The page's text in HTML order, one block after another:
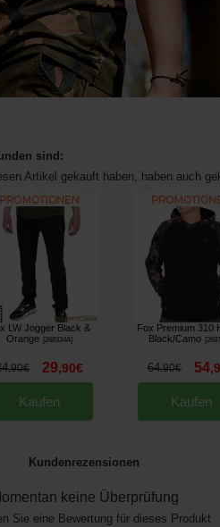
sind:
Artikel gekauft haben, haben auch
LW Jogger Black &
Orange
268334A]
,90€ 29,90€
Kaufen
Fox Premium 310
Black/Camo
64,90€ 54,
Kaufen
Kundenrezensionen
keine Überprüfung
Sie eine Bewertung für dieses Produkt